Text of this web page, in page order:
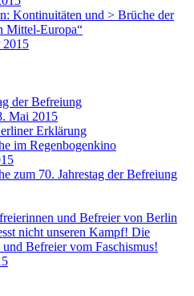
Kontinuitäten und > Brüche der
Mittel-Europa“
2015
der Befreiung
Mai 2015
Erklärung
im Regenbogenkino
zum 70. Jahrestag der Befreiung
und Befreier von Berlin
nicht unseren Kampf! Die
Befreier vom Faschismus!